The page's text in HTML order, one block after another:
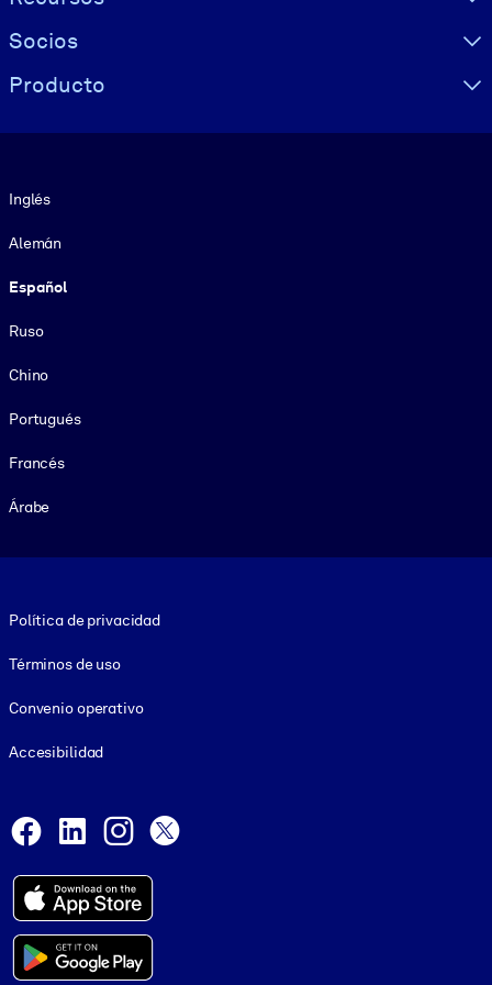
Socios
Producto
Inglés
Alemán
Español
Ruso
Chino
Portugués
Francés
Árabe
Política de privacidad
Términos de uso
Convenio operativo
Accesibilidad
Facebook
LinkedInInstagram